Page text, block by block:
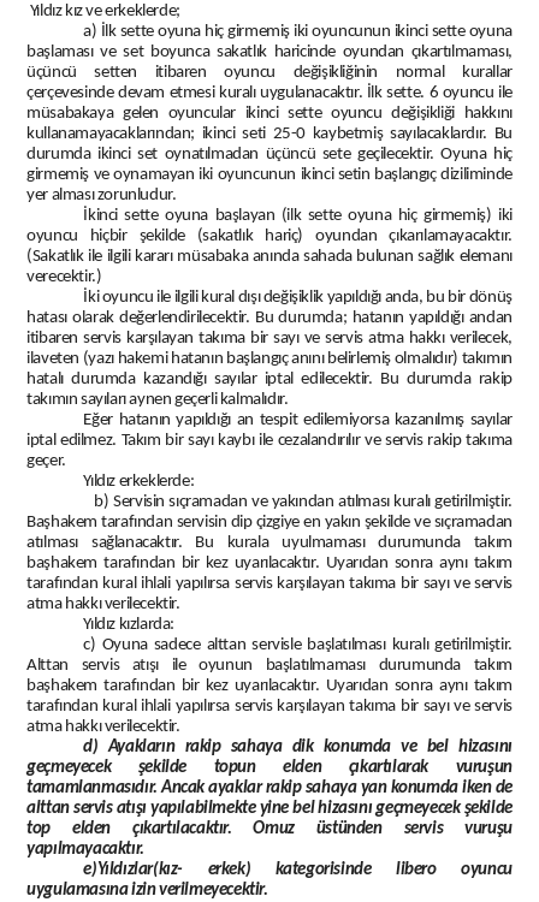
Yıldız kız ve erkeklerde;
a) İlk sette oyuna hiç girmemiş iki oyuncunun ikinci sette oyuna
başlaması ve set boyunca sakatlık haricinde oyundan çıkartılmaması,
üçüncü setten itibaren oyuncu değişikliğinin normal kurallar
çerçevesinde devam etmesi kuralı uygulanacaktır. İlk sette. 6 oyuncu ile
müsabakaya gelen oyuncular ikinci sette oyuncu değişikliği hakkını
kullanamayacaklarından; ikinci seti 25-0 kaybetmiş sayılacaklardır. Bu
durumda ikinci set oynatılmadan üçüncü sete geçilecektir. Oyuna hiç
girmemiş ve oynamayan iki oyuncunun ikinci setin başlangıç diziliminde
yer alması zorunludur.
İkinci sette oyuna başlayan (ilk sette oyuna hiç girmemiş) iki
oyuncu hiçbir şekilde (sakatlık hariç) oyundan çıkarılamayacaktır.
(Sakatlık ile ilgili kararı müsabaka anında sahada bulunan sağlık elemanı
verecektir.)
İki oyuncu ile ilgili kural dışı değişiklik yapıldığı anda, bu bir dönüş
hatası olarak değerlendirilecektir. Bu durumda; hatanın yapıldığı andan
itibaren servis karşılayan takıma bir sayı ve servis atma hakkı verilecek,
ilaveten (yazı hakemi hatanın başlangıç anını belirlemiş olmalıdır) takımın
hatalı durumda kazandığı sayılar iptal edilecektir. Bu durumda rakip
takımın sayıları aynen geçerli kalmalıdır.
Eğer hatanın yapıldığı an tespit edilemiyorsa kazanılmış sayılar
iptal edilmez. Takım bir sayı kaybı ile cezalandırılır ve servis rakip takıma
geçer.
Yıldız erkeklerde:
b) Servisin sıçramadan ve yakından atılması kuralı getirilmiştir.
Başhakem tarafından servisin dip çizgiye en yakın şekilde ve sıçramadan
atılması sağlanacaktır. Bu kurala uyulmaması durumunda takım
başhakem tarafından bir kez uyarılacaktır. Uyarıdan sonra aynı takım
tarafından kural ihlali yapılırsa servis karşılayan takıma bir sayı ve servis
atma hakkı verilecektir.
Yıldız kızlarda:
c) Oyuna sadece alttan servisle başlatılması kuralı getirilmiştir.
Alttan servis atışı ile oyunun başlatılmaması durumunda takım
başhakem tarafından bir kez uyarılacaktır. Uyarıdan sonra aynı takım
tarafından kural ihlali yapılırsa servis karşılayan takıma bir sayı ve servis
atma hakkı verilecektir.
d) Ayakların rakip sahaya dik konumda ve bel hizasını
geçmeyecek şekilde topun elden çıkartılarak vuruşun
tamamlanmasıdır. Ancak ayaklar rakip sahaya yan konumda iken de
alttan servis atışı yapılabilmekte yine bel hizasını geçmeyecek şekilde
top elden çıkartılacaktır. Omuz üstünden servis vuruşu
yapılmayacaktır.
e)Yıldızlar(kız- erkek) kategorisindeliberooyuncu
uygulamasına izin verilmeyecektir.